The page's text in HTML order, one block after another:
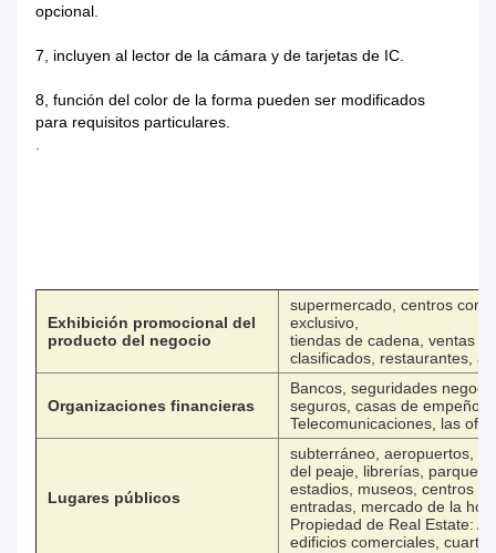
opcional.
7, incluyen al lector de la cámara y de tarjetas de IC.
8, función del color de la forma pueden ser modificados
para requisitos particulares.
.
Exhibición promocional del
producto del negocio
supermercado, centros
exclusivo,
tiendas de cadena, ventas
clasificados, restaurantes,
Organizaciones financieras
Bancos, seguridades
seguros, casas de
Telecomunicaciones, las
Lugares públicos
subterráneo, aeropuertos,
del peaje, librerías, parques,
estadios, museos, centros
entradas, mercado de la
Propiedad de Real Estate:
edificios comerciales,